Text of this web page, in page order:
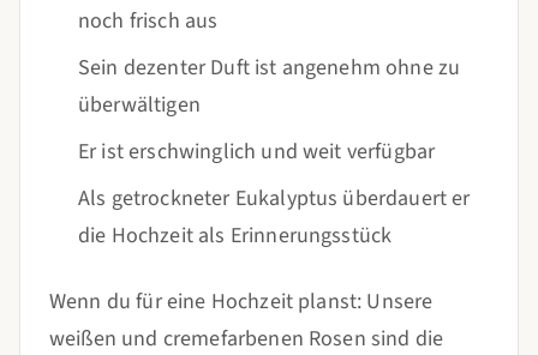
noch frisch aus
Sein dezenter Duft ist angenehm ohne zu
überwältigen
Er ist erschwinglich und weit verfügbar
Als getrockneter Eukalyptus überdauert er
die Hochzeit als Erinnerungsstück
Wenn du für eine Hochzeit planst: Unsere
weißen und cremefarbenen Rosen sind die